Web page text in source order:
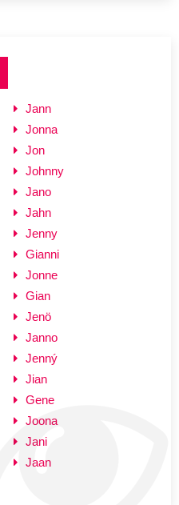
Jann
Jonna
Jon
Johnny
Jano
Jahn
Jenny
Gianni
Jonne
Gian
Jenö
Janno
Jenný
Jian
Gene
Joona
Jani
Jaan